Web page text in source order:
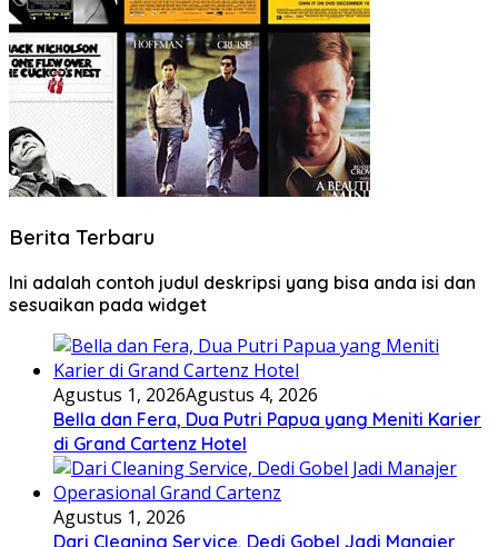
Berita Terbaru
Ini adalah contoh judul deskripsi yang bisa anda isi dan
sesuaikan pada widget
Agustus 1, 2026Agustus 4, 2026
Bella dan Fera, Dua Putri Papua yang Meniti Karier
di Grand Cartenz Hotel
Agustus 1, 2026
Dari Cleaning Service, Dedi Gobel Jadi Manajer